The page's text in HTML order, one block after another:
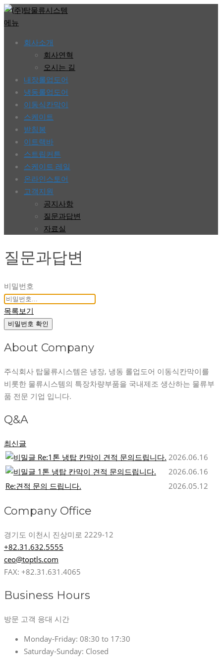
콘
텐
메뉴
회사소개
회사연혁
오시는 길
내장롤업도어
냉동롤업도어
이동식칸막이
스케이트
받침봉
이트랙바
스트립커튼
스케이트 레일
온라인스토어
고객지원
공지사항
질문과답변
자료실
질문과답변
비밀번호
목록보기
비밀번호 확인
About Company
주식회사 탑물류시스템은 냉장, 냉동 롤업도어 이동식칸막이를
비롯한 물류시스템의 특장차량부품을 국내제조 생산하는 물류부
품 전문 기업 입니다.
Q&A
최신글
Re:1톤 냉탑 칸막이 견적 문의드립니다. 2026.06.16
1톤 냉탑 칸막이 견적 문의드립니다.
2026.06.16
Re:견적 문의 드립니다.
2026.05.12
Company Office
경기도 이천시 진상미로 2229-12
+82.31.632.5555
ceo@toptls.com
FAX: +82.31.631.4065
Business Hours
방문 고객 응대 시간
Monday-Friday: 08:30 to 17:30
Saturday-Sunday: Closed